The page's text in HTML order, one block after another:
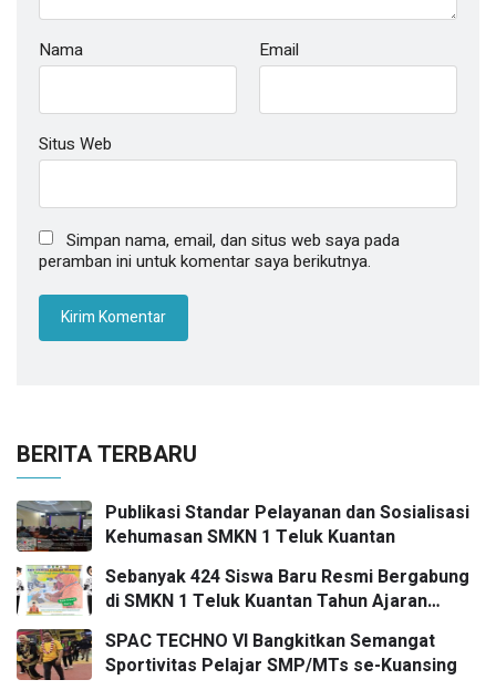
Nama Email
Situs Web
Simpan nama, email, dan situs web saya pada
peramban ini untuk komentar saya berikutnya.
BERITA TERBARU
Publikasi Standar Pelayanan dan Sosialisasi
Kehumasan SMKN 1 Teluk Kuantan
Sebanyak 424 Siswa Baru Resmi Bergabung
di SMKN 1 Teluk Kuantan Tahun Ajaran
SPAC TECHNO VI Bangkitkan Semangat
Sportivitas Pelajar SMP/MTs se-Kuansing